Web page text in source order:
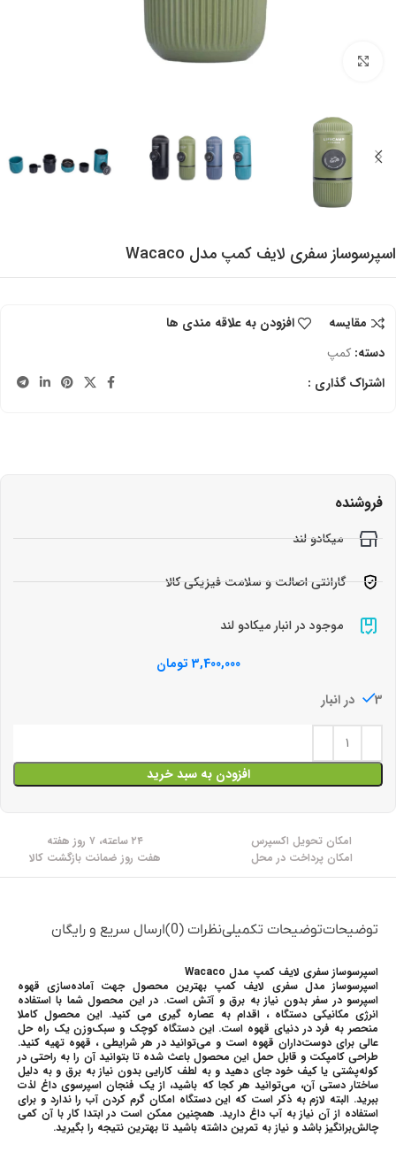
برای بزرگنمایی کلیک کنید
اسپرسوساز سفری لایف کمپ مدل Wacaco
مقایسه
افزودن به علاقه مندی ها
دسته: کمپ
اشتراک گذاری :
فروشنده
میکادو لند
گارانتی اصالت و سلامت فیزیکی کالا
موجود در انبار میکادو لند
3,400,000 تومان
3 در انبار
افزودن به سبد خرید
امکان تحویل اکسپرس
۲۴ ساعته، ۷ روز هفته
امکان پرداخت در محل
هفت روز ضمانت بازگشت کالا
توضیحاتتوضیحات تکمیلینظرات (0) ارسال سریع و رایگان
اسپرسوساز سفری لایف کمپ مدل Wacaco
اسپرسوساز مدل سفری لایف کمپ بهترین محصول جهت آماده‌سازی قهوه
اسپرسو در سفر بدون نیاز به برق و آتش است. در این محصول شما با استفاده
انرژی مکانیکی دستگاه ، اقدام به عصاره گیری می کنید. این محصول کاملا
منحصر به فرد در دنیای قهوه است. این دستگاه کوچک و سبک‌وزن یک راه حل
عالی برای دوست‌داران قهوه است و می‌توانید در هر شرایطی ، قهوه تهیه کنید.
طراحی کامپکت و قابل حمل این محصول باعث شده تا بتوانید آن را به راحتی در
کوله‌پشتی یا کیف خود جای دهید و به لطف کارایی بدون نیاز به برق و به دلیل
ساختار دستی آن، می‌توانید هر کجا که باشید، از یک فنجان اسپرسوی داغ لذت
ببرید. البته لازم به ذکر است که این دستگاه امکان گرم کردن آب را ندارد و برای
استفاده از آن نیاز به آب داغ دارید. همچنین ممکن است در ابتدا کار با آن کمی
چالش‌برانگیز باشد و نیاز به تمرین داشته باشید تا بهترین نتیجه را بگیرید.